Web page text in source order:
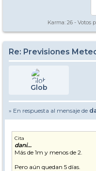
Karma: 26 - Votos
Re: Previsiones
Glob
» En respuesta al mensaje de
Cita
dani...
Más de 1m y menos de 2.
Pero aún quedan 5 días.